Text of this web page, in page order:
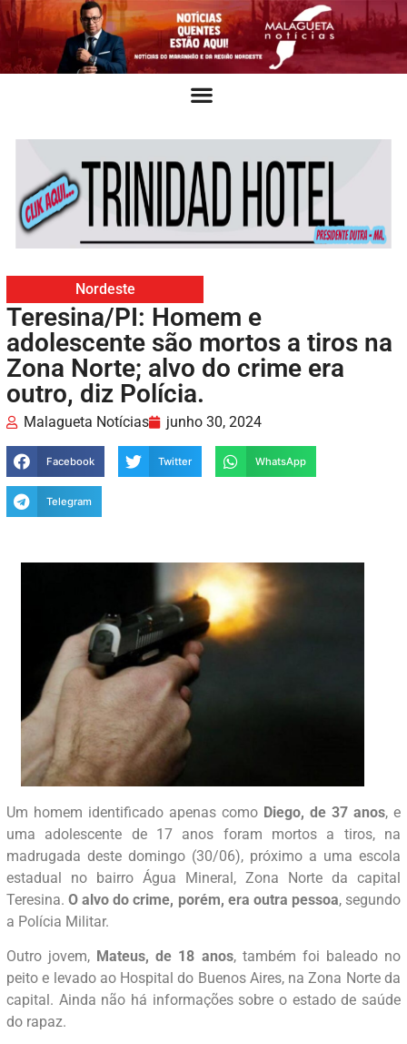
Nordeste
Teresina/PI: Homem e
adolescente são mortos a tiros na
Zona Norte; alvo do crime era
outro, diz Polícia.
Malagueta Notícias junho 30, 2024
Facebook Twitter WhatsApp
Telegram
Um homem identificado apenas como Diego, de 37 anos, e
uma adolescente de 17 anos foram mortos a tiros, na
madrugada deste domingo (30/06), próximo a uma escola
estadual no bairro Água Mineral, Zona Norte da capital
Teresina.O alvo do crime, porém, era outra pessoa, segundo
a Polícia Militar.
Outro jovem, Mateus, de 18 anos, também foi baleado no
peito e levado ao Hospital do Buenos Aires, na Zona Norte da
capital. Ainda não há informações sobre o estado de saúde
do rapaz.